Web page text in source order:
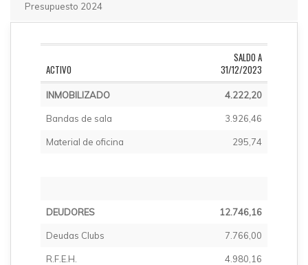
Presupuesto 2024
ACTIVO
SALDO A
31/12/2023
INMOBILIZADO 4.222,20
Bandas de sala 3.926,46
Material de oficina 295,74
DEUDORES 12.746,16
Deudas Clubs 7.766,00
R.F.E.H. 4.980,16